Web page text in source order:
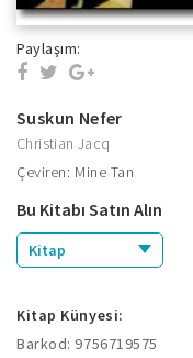
Paylaşım:
Suskun Nefer
Christian Jacq
Çeviren: Mine Tan
Bu Kitabı Satın Alın
Kitap
Kitap Künyesi:
Barkod: 9756719575